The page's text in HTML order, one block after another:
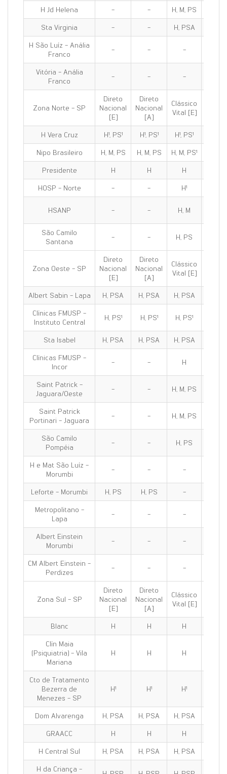
H Jd Helena
- - H, M, PS
Sta Virginia
- - H, PSA
H São Luíz - Anália
Franco
- - -
Vitória - Anália
Franco
- - -
Zona Norte - SP
Direto
Nacional
[E]
Direto
Nacional
[A]
Clássico
Vital [E]
H Vera Cruz H¹, PS¹ H¹, PS¹ H¹, PS¹
Nipo Brasileiro
H, M, PS H, M, PS H, M, PS¹
Presidente
H H H
HOSP - Norte
- - H¹
HSANP - - H, M
São Camilo
Santana
- - H, PS
Zona Oeste - SP
Direto
Nacional
[E]
Direto
Nacional
[A]
Clássico
Vital [E]
Albert Sabin - Lapa H, PSA H, PSA H, PSA
Clínicas FMUSP -
Instituto Central
H, PS¹ H, PS¹ H, PS¹
Sta Isabel H, PSA H, PSA H, PSA
Clínicas FMUSP -
Incor
- - H
Saint Patrick -
Jaguara/Oeste
- - H, M, PS
Saint Patrick
Portinari - Jaguara
- - H, M, PS
São Camilo
Pompéia
- - H, PS
H e Mat São Luíz -
Morumbi
- - -
Leforte - Morumbi H, PS H, PS -
Metropolitano -
Lapa
- - -
Albert Einstein
Morumbi
- - -
CM Albert Einstein -
Perdizes
- - -
Zona Sul - SP
Direto
Nacional
[E]
Direto
Nacional
[A]
Clássico
Vital [E]
Blanc H H H
Clín Maia
(Psiquiatria) - Vila
Mariana
H H H
Cto de Tratamento
Bezerra de
Menezes - SP
H¹ H¹ H¹
Dom Alvarenga H, PSA H, PSA H, PSA
GRAACC
H H H
H Central Sul
H, PSA H, PSA H, PSA
H da Criança -